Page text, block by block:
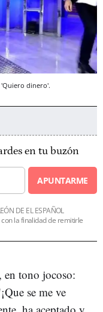
dinero'.
en tu buzón
APUNTARME
DE EL ESPAÑOL
con la finalidad de remitirle
en tono jocoso:
se me ve